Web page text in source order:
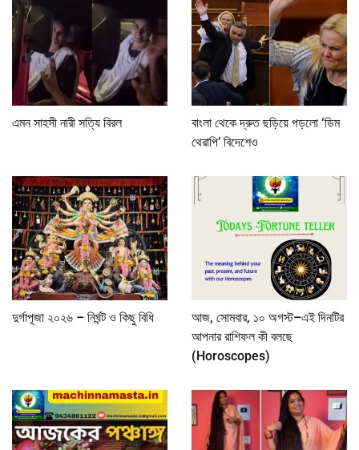
এমন সাহসী নারী সত্যি বিরল
বাংলা থেকে দ্রুত ছড়িয়ে পড়লো ‘ডিম
থেরাপি’ বিদেশেও
দুর্গাপূজা ২০২৬ – নির্ঘন্ট ও কিছু বিধি
আজ, সোমবার, ১০ অগস্ট–এই দিনটির
আপনার রাশিফল কী বলছে
(Horoscopes)